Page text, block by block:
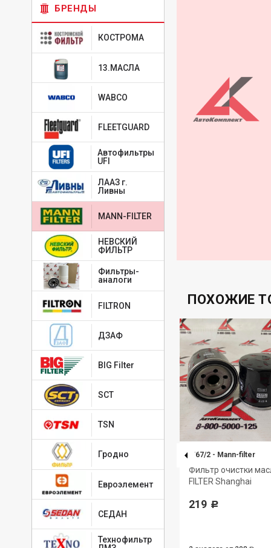
БРЕНДЫ
КОСТРОМА
13.МАСЛА
WABCO
FLEETGUARD
Автофильтры
UFI
ЛААЗ г.
Ливны
MANN-FILTER
НЕВСКИЙ
ФИЛЬТР
Фильтры-
аналоги
FILTRON
ДЗАФ
BIG Filter
SCT
TSN
Гродно
Евроэлемент
СЕДАН
Технофильтр
ПОХОЖИЕ
PU855X - MANN-FILTER
Элемент фильтрующий
очистки топлива MANN-FILTER
1 286
W67/2 - Mann-filter
Фильтр очистки
FILTER Shanghai
219 Р